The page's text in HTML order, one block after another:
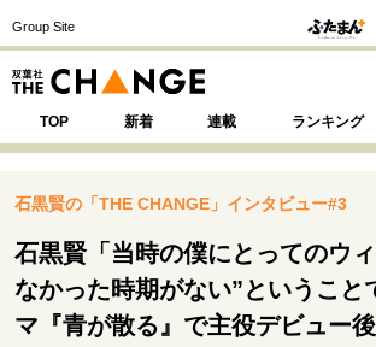
Group Site
TOP 新着 連載 ランキング
注目の記事テーマで探す
石黒賢の「THE CHANGE」インタビュー#3
石黒賢「当時の僕にとってのウ
なかった時期がない”ということ
マ『青が散る』で主役デビュー